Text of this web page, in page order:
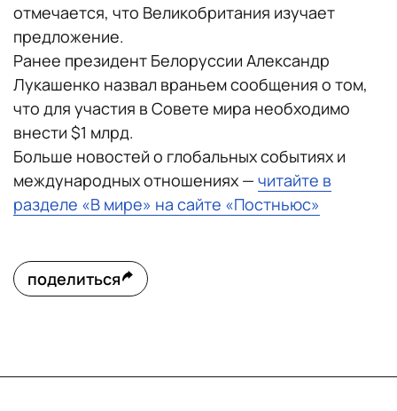
отмечается, что Великобритания изучает
предложение.
Ранее президент Белоруссии Александр
Лукашенко назвал враньем сообщения о том,
что для участия в Совете мира необходимо
внести $1 млрд.
Больше новостей о глобальных событиях и
международных отношениях — читайте в
разделе «В мире» на сайте «Постньюс»
поделиться